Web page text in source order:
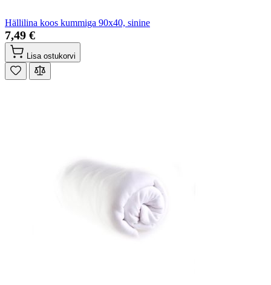
Hällilina koos kummiga 90x40, sinine
7,49 €
Lisa ostukorvi